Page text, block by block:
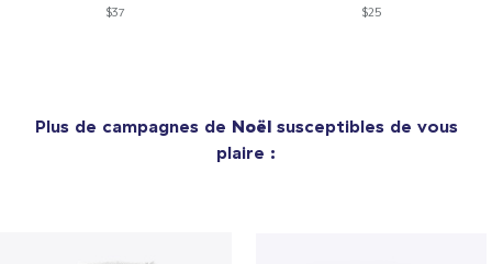
$37 $25
Plus de campagnes de Noëlsusceptibles de vous
plaire :